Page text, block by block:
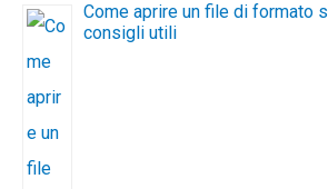
Come aprire un file di formato
consigli utili